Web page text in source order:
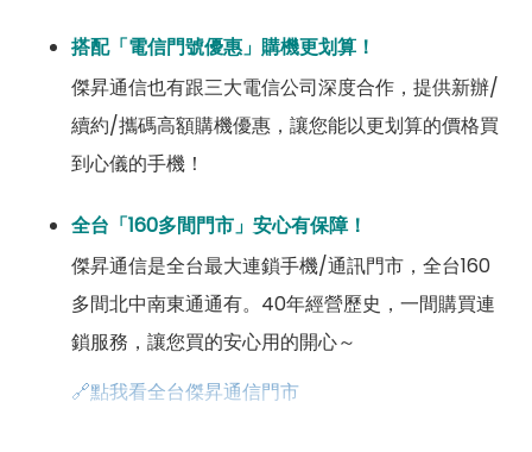
搭配「電信門號優惠」購機更划算！
傑昇通信也有跟三大電信公司深度合作，提供新辦/
續約/攜碼高額購機優惠，讓您能以更划算的價格買
到心儀的手機！
全台「160多間門市」安心有保障！
傑昇通信是全台最大連鎖手機/通訊門市，全台160
多間北中南東通通有。40年經營歷史，一間購買連
鎖服務，讓您買的安心用的開心～
🔗點我看全台傑昇通信門市